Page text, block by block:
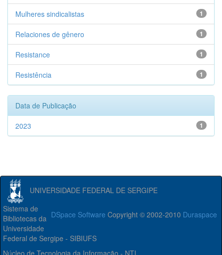
1
Mulheres sindicalistas
1
Relaciones de gênero
1
Resistance
1
Resistência
Data de Publicação
1
2023
UNIVERSIDADE FEDERAL DE SERGIPE
DSpace Software Copyright © 2002-2010 Duraspace
Sistema de
Bibliotecas da
Universidade
Federal de Sergipe - SIBIUFS
Núcleo de Tecnologia da Informação - NTI